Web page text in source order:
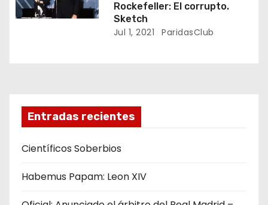
n
d
Rockefeller: El corrupto.
Sketch
Jul 1, 2021 ParidasClub
Entradas recientes
Científicos Soberbios
Habemus Papam: Leon XIV